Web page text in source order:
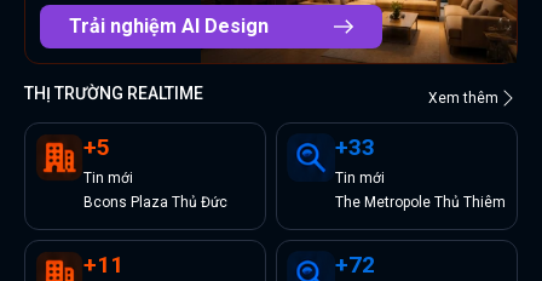
Trải nghiệm AI Design
THỊ TRƯỜNG REALTIME Xem thêm
+5
Tin mới
Bcons Plaza Thủ Đức
+33
Tin mới
The Metropole Thủ Thiêm
+11 +72